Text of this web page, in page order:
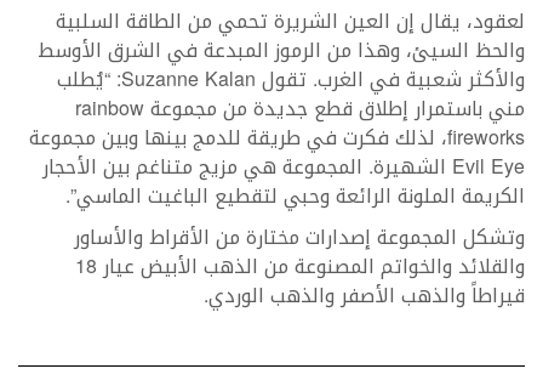
لعقود، يقال إن العين الشريرة تحمي من الطاقة السلبية
والحظ السيئ، وهذا من الرموز المبدعة في الشرق الأوسط
والأكثر شعبية في الغرب. تقول Suzanne Kalan: “يُطلب
مني باستمرار إطلاق قطع جديدة من مجموعة rainbow
fireworks، لذلك فكرت في طريقة للدمج بينها وبين مجموعة
Evil Eye الشهيرة. المجموعة هي مزيج متناغم بين الأحجار
الكريمة الملونة الرائعة وحبي لتقطيع الباغيت الماسي”.
وتشكل المجموعة إصدارات مختارة من الأقراط والأساور
والقلائد والخواتم المصنوعة من الذهب الأبيض عيار 18
قيراطاً والذهب الأصفر والذهب الوردي.